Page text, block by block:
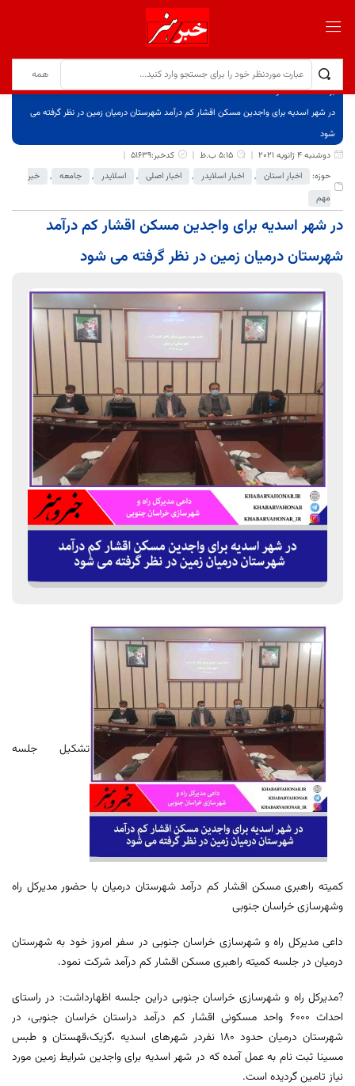
برگ نخست
نوشته‌ها
در شهر اسدیه برای واجدین مسکن اقشار کم درآمد شهرستان درمیان زمین در نظر گرفته می
شود
دوشنبه 4 ژانویه 2021
5:15 ب.ظ
کدخبر:51639
حوزه:
اخبار استان , اخبار اسلایدر , اخبار اصلی , اسلایدر , جامعه ,
خبر
مهم
در شهر اسدیه برای واجدین مسکن اقشار کم درآمد
شهرستان درمیان زمین در نظر گرفته می شود
تشکیل جلسه
کمیته راهبری مسکن اقشار کم درآمد شهرستان درمیان با حضور مدیرکل راه
وشهرسازی خراسان جنوبی
داعی مدیرکل راه و شهرسازی خراسان جنوبی در سفر امروز خود به شهرستان
درمیان در جلسه کمیته راهبری مسکن اقشار کم درآمد شرکت نمود.
?مدیرکل راه و شهرسازی خراسان جنوبی دراین جلسه اظهارداشت: در راستای
احداث ۶۰۰۰ واحد مسکونی اقشار کم درآمد دراستان خراسان جنوبی، در
شهرستان درمیان حدود ۱۸۰ نفردر شهرهای اسدیه ،گزیک،قهستان و طبس
مسینا ثبت نام به عمل آمده که در شهر اسدیه برای واجدین شرایط زمین مورد
نیاز تامین گردیده است.